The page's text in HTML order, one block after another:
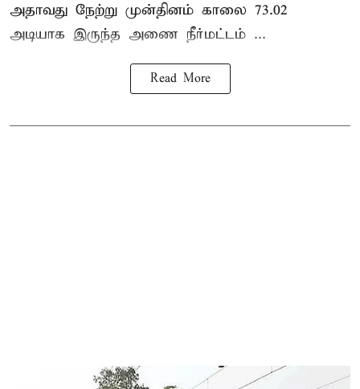
அதாவது நேற்று முன்தினம் காலை 73.02
அடியாக இருந்த அணை நீர்மட்டம் ...
Read More